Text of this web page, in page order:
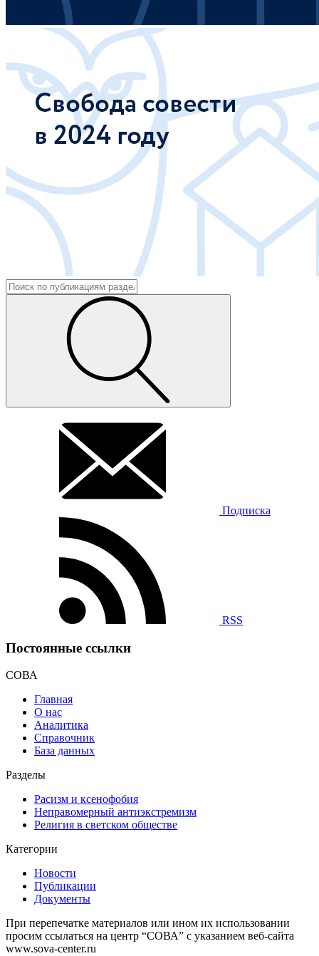
Подписка
RSS
Постоянные ссылки
СОВА
Главная
О нас
Аналитика
Справочник
База данных
Разделы
Расизм и ксенофобия
Неправомерный антиэкстремизм
Религия в светском обществе
Категории
Новости
Публикации
Документы
При перепечатке материалов или ином их использовании
просим ссылаться на центр “СОВА” с указанием веб-сайта
www.sova-center.ru